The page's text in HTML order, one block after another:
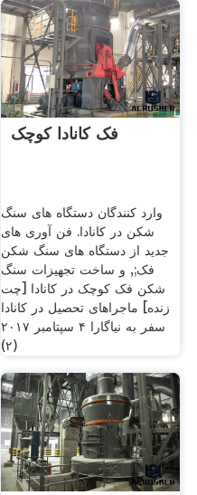
فک کانادا کوچک
وارد کنندگان دستگاه های سنگ
شکن در کانادا. فن آوری های
جدید از دستگاه های سنگ شکن
فک;, و ساخت تجهیزات سنگ
شکن فک کوچک در کانادا [چت
زنده] ماجراهای تحصیل در کانادا
سفر به نیاگارا ۴ سپتامبر ۲۰۱۷
(۲)